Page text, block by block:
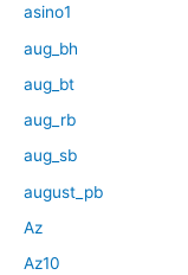
asino1
aug_bh
aug_bt
aug_rb
aug_sb
august_pb
Az
Az10